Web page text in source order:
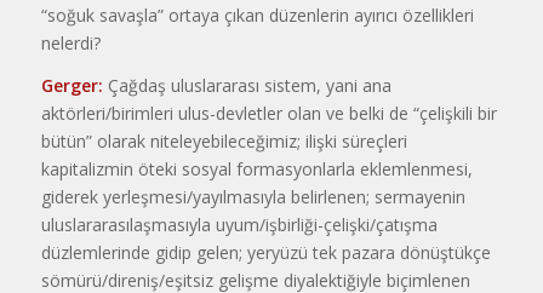
“soğuk savaşla” ortaya çıkan düzenlerin ayırıcı özellikleri
nelerdi?
Gerger: Çağdaş uluslararası sistem, yani ana
aktörleri/birimleri ulus-devletler olan ve belki de “çelişkili bir
bütün” olarak niteleyebileceğimiz; ilişki süreçleri
kapitalizmin öteki sosyal formasyonlarla eklemlenmesi,
giderek yerleşmesi/yayılmasıyla belirlenen; sermayenin
uluslararasılaşmasıyla uyum/işbirliği-çelişki/çatışma
düzlemlerinde gidip gelen; yeryüzü tek pazara dönüştükçe
sömürü/direniş/eşitsiz gelişme diyalektiğiyle biçimlenen